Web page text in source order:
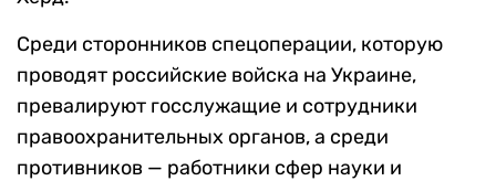
Среди сторонников спецоперации, которую
проводят российские войска на Украине,
превалируют госслужащие и сотрудники
правоохранительных органов, а среди
противников — работники сфер науки и